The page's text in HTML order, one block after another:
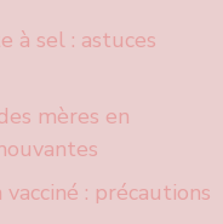
à sel : astuces
mères en
: précautions